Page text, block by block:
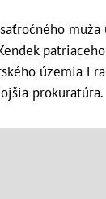
územia
prokuratúra.